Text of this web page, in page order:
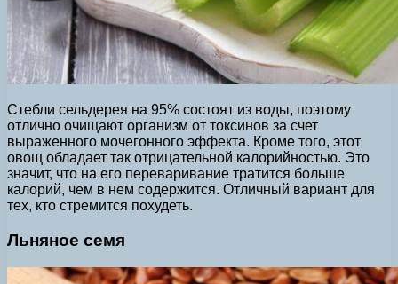
Стебли сельдерея на 95% состоят из воды, поэтому
отлично очищают организм от токсинов за счет
выраженного мочегонного эффекта. Кроме того, этот
овощ обладает так отрицательной калорийностью. Это
значит, что на его переваривание тратится больше
калорий, чем в нем содержится. Отличный вариант для
тех, кто стремится похудеть.
Льняное семя